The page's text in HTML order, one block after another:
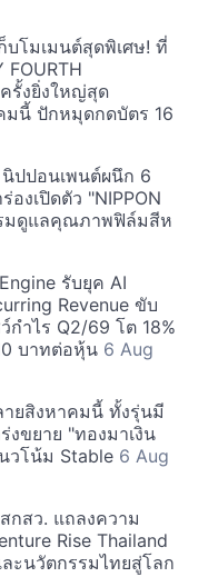
บโมเมนต์สุดพิเศษ! ที่
ครั้งยิ่งใหญ่สุด
มนี้ ปักหมุดกดบัตร 16
ปปอนเพนต์ผนึก 6
งเปิดตัว "NIPPON
รมดูแลคุณภาพฟิล์มสีห
รับยุค AI
Revenue ขับ
กำไร Q2/69 โต 18%
บาทต่อหุ้น 6 Aug
ายสิงหาคมนี้ ทั้งรุ่นมี
ขยาย "ทองมาเงิน
วโน้ม Stable 6 Aug
สว. แถลงความ
Rise Thailand
นวัตกรรมไทยสู่โลก